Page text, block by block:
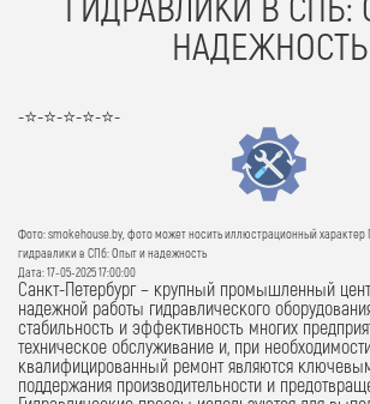
НАДЕЖНОСТЬ
-⭐-⭐-⭐-⭐-⭐-
Фото: smokehouse.by, фото может носить иллюстрационный
гидравлики в СПб: Опыт и надежность
Дата: 17-05-2025 17:00:00
Санкт-Петербург – крупный промышленный
надежной работы гидравлического
стабильность и эффективность многих
техническое обслуживание и, при
квалифицированный ремонт являются
поддержания производительности и